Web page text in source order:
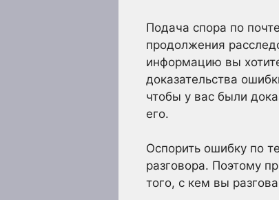
Подача спора по
продолжения
информацию вы
доказательства
чтобы у вас были
его.
Оспорить ошибку по
разговора. Поэтому
того, с кем вы